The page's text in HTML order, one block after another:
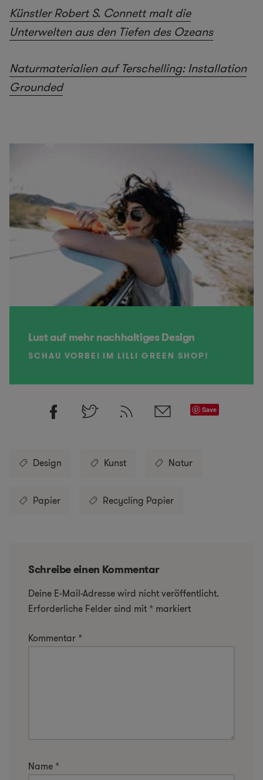
Künstler Robert S. Connett malt die
Unterwelten aus den Tiefen des Ozeans
Naturmaterialien auf Terschelling: Installation
Grounded
Lust auf mehr nachhaltiges Design
SCHAU VORBEI IM LILLI GREEN SHOP!
Save
Design Kunst Natur
Papier Recycling Papier
Schreibe einen Kommentar
Deine E-Mail-Adresse wird nicht veröffentlicht.
Erforderliche Felder sind mit * markiert
Kommentar *
Name *